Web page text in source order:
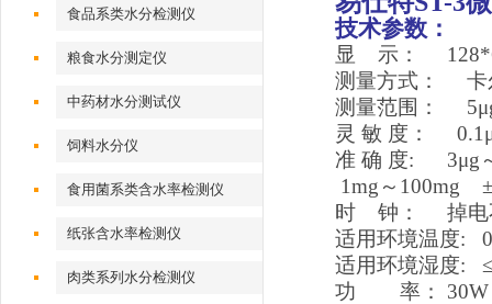
食品系类水分检测仪
粮食水分测定仪
中药材水分测试仪
饲料水分仪
食用菌系类含水率检测仪
纸张含水率检测仪
肉类系列水分检测仪
技术参数：
显 示：
测量方式： 卡
测量范围：
灵 敏 度：
准 确 度: 3μg
1mg ～100mg
时 钟： 掉电不
适用环境温度:
适用环境湿度:
功 率： 30W